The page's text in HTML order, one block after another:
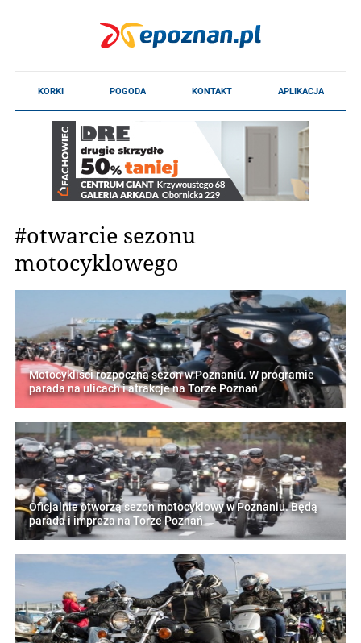
#otwarcie sezonu
motocyklowego
Motocykliści rozpoczną sezon w Poznaniu. W programie
parada na ulicach i atrakcje na Torze Poznań
Oficjalnie otworzą sezon motocyklowy w Poznaniu. Będą
parada i impreza na Torze Poznań